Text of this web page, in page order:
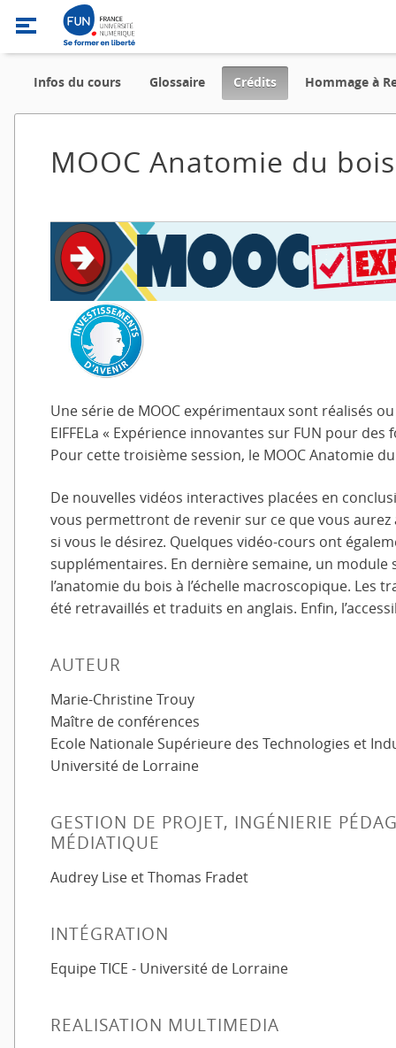
Infos du cours Glossaire Crédits,
current
location
Hommage à
MOOC Anatomie du bois
Une série de MOOC expérimentaux sont réalisés
EIFFELa « Expérience innovantes sur FUN pour
Pour cette troisième session, le MOOC Anatomie
De nouvelles vidéos interactives placées en
vous permettront de revenir sur ce que vous
si vous le désirez. Quelques vidéo-cours ont
supplémentaires. En dernière semaine, un module
l’anatomie du bois à l’échelle macroscopique. Les
été retravaillés et traduits en anglais. Enfin,
AUTEUR
Marie-Christine Trouy
Maître de conférences
Ecole Nationale Supérieure des Technologies et
Université de Lorraine
GESTION DE PROJET, INGÉNIERIE
MÉDIATIQUE
Audrey Lise et Thomas Fradet
INTÉGRATION
Equipe TICE - Université de Lorraine
REALISATION MULTIMEDIA